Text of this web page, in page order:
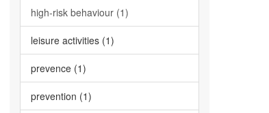
high-risk behaviour (1)
leisure activities (1)
prevence (1)
prevention (1)